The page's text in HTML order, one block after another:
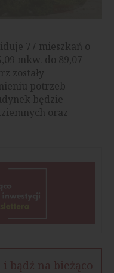
77 mieszkań o
mkw. do 89,07
zostały
potrzeb
będzie
oraz
bądź na bieżąco